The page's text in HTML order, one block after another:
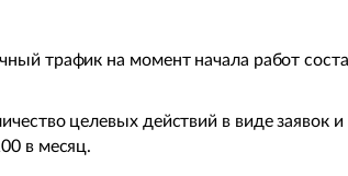
трафик на момент начала работ
целевых действий в виде заявок и
в месяц.